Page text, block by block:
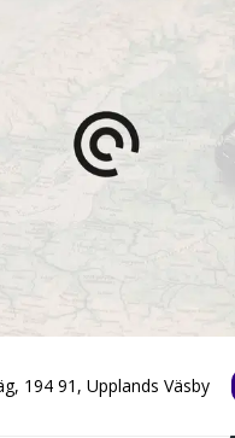
194 91, Upplands Väsby